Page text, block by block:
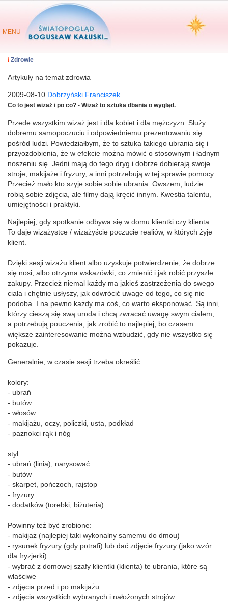
MENU
Zdrowie
Artykuły na temat zdrowia
2009-08-10 Dobrzyński Franciszek
Co to jest wizaż i po co? - Wizaż to sztuka dbania o wygląd.
Przede wszystkim wizaż jest i dla kobiet i dla mężczyzn. Służy
dobremu samopoczuciu i odpowiedniemu prezentowaniu się
pośród ludzi. Powiedziałbym, że to sztuka takiego ubrania się i
przyozdobienia, że w efekcie można mówić o stosownym i ładnym
noszeniu się. Jedni mają do tego dryg i dobrze dobierają swoje
stroje, makijaże i fryzury, a inni potrzebują w tej sprawie pomocy.
Przecież mało kto szyje sobie sobie ubrania. Owszem, ludzie
robią sobie zdjęcia, ale filmy dają kręcić innym. Kwestia talentu,
umiejętności i praktyki.
Najlepiej, gdy spotkanie odbywa się w domu klientki czy klienta.
To daje wizażystce / wizażyście poczucie realiów, w których żyje
klient.
Dzięki sesji wizażu klient albo uzyskuje potwierdzenie, że dobrze
się nosi, albo otrzyma wskazówki, co zmienić i jak robić przyszłe
zakupy. Przecież niemal każdy ma jakieś zastrzeżenia do swego
ciała i chętnie usłyszy, jak odwrócić uwage od tego, co się nie
podoba. I na pewno każdy ma coś, co warto eksponować. Są inni,
którzy cieszą się swą uroda i chcą zwracać uwagę swym ciałem,
a potrzebują pouczenia, jak zrobić to najlepiej, bo czasem
większe zainteresowanie można wzbudzić, gdy nie wszystko się
pokazuje.
Generalnie, w czasie sesji trzeba określić:
kolory:
- ubrań
- butów
- włosów
- makijażu, oczy, policzki, usta, podkład
- paznokci rąk i nóg
styl
- ubrań (linia), narysować
- butów
- skarpet, pończoch, rajstop
- fryzury
- dodatków (torebki, biżuteria)
Powinny też być zrobione:
- makijaż (najlepiej taki wykonalny samemu do dmou)
- rysunek fryzury (gdy potrafi) lub dać zdjęcie fryzury (jako wzór
dla fryzjerki)
- wybrać z domowej szafy klientki (klienta) te ubrania, które są
właściwe
- zdjęcia przed i po makijażu
- zdjęcia wszystkich wybranych i nałożonych strojów